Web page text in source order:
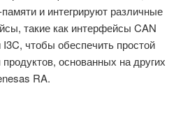
и интегрируют различные
такие как интерфейсы CAN
чтобы обеспечить простой
основанных на других
RA.